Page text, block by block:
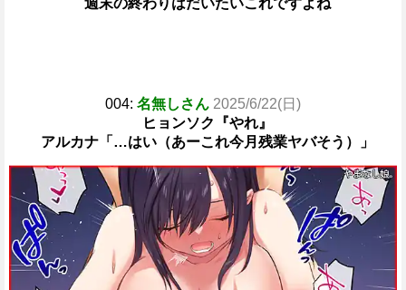
週末の終わりはだいたいこれですよね
004: 名無しさん 2025/6/22(日)
ヒョンソク『やれ』
アルカナ「…はい（あーこれ今月残業ヤバそう）」